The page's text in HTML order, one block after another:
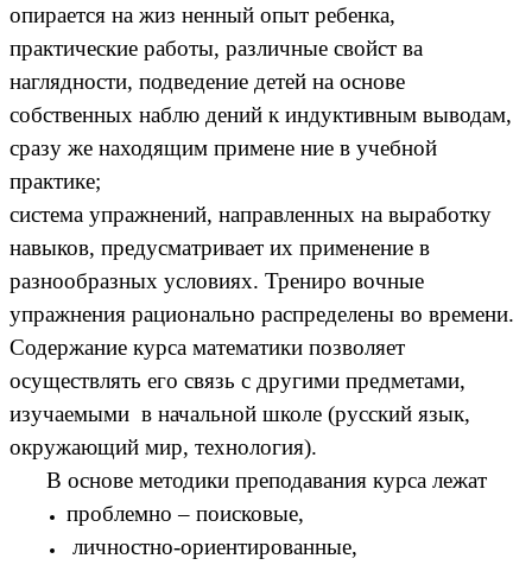
опирается на жиз ненный опыт ребенка,
практические работы, различные свойст ва
наглядности, подведение детей на основе
собственных наблю дений к индуктивным выводам,
сразу же находящим примене ние в учебной
практике;
система упражнений, направленных на выработку
навыков, предусматривает их применение в
разнообразных условиях. Трениро вочные
упражнения рационально распределены во времени.
Содержание курса математики позволяет
осуществлять его связь с другими предметами,
изучаемыми в начальной школе (русский язык,
окружающий мир, технология).
В основе методики преподавания курса лежат
проблемно – поисковые,
личностно-ориентированные,